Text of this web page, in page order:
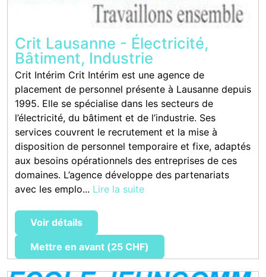
Crit Lausanne - Électricité,
Bâtiment, Industrie
Crit Intérim Crit Intérim est une agence de
placement de personnel présente à Lausanne depuis
1995. Elle se spécialise dans les secteurs de
l’électricité, du bâtiment et de l’industrie. Ses
services couvrent le recrutement et la mise à
disposition de personnel temporaire et fixe, adaptés
aux besoins opérationnels des entreprises de ces
domaines. L’agence développe des partenariats
avec les emplo... Lire la suite
Voir détails
Mettre en avant (25 CHF)